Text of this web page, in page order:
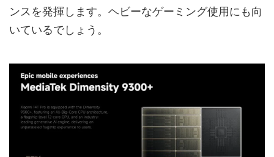
ンスを発揮します。ヘビーなゲーミング使用にも向
いているでしょう。